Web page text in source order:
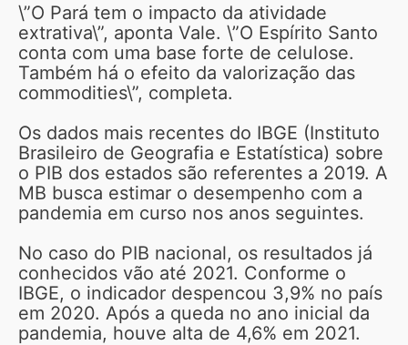
\”O Pará tem o impacto da atividade
extrativa\”, aponta Vale. \”O Espírito Santo
conta com uma base forte de celulose.
Também há o efeito da valorização das
commodities\”, completa.
Os dados mais recentes do IBGE (Instituto
Brasileiro de Geografia e Estatística) sobre
o PIB dos estados são referentes a 2019. A
MB busca estimar o desempenho com a
pandemia em curso nos anos seguintes.
No caso do PIB nacional, os resultados já
conhecidos vão até 2021. Conforme o
IBGE, o indicador despencou 3,9% no país
em 2020. Após a queda no ano inicial da
pandemia, houve alta de 4,6% em 2021.